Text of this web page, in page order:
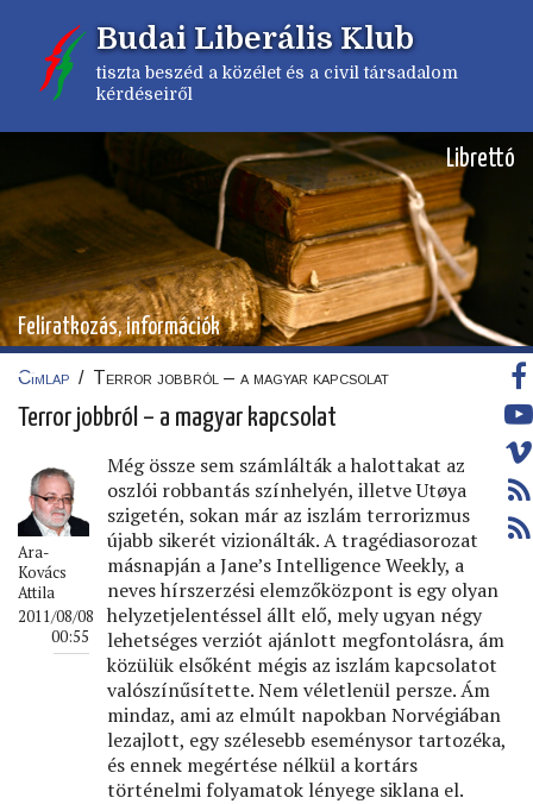
tartalomra
Budai Liberális Klub
tiszta beszéd a közélet és a civil társadalom
kérdéseiről
Librettó
Feliratkozás, információk
Címlap / Terror jobbról – a magyar kapcsolat
Terror jobbról – a magyar kapcsolat
Ara-
Kovács
Attila
2011/08/08
00:55
Még össze sem számlálták a halottakat az
oszlói robbantás színhelyén, illetve Utøya
szigetén, sokan már az iszlám terrorizmus
újabb sikerét vizionálták. A tragédiasorozat
másnapján a Jane’s Intelligence Weekly, a
neves hírszerzési elemzőközpont is egy olyan
helyzetjelentéssel állt elő, mely ugyan négy
lehetséges verziót ajánlott megfontolásra, ám
közülük elsőként mégis az iszlám kapcsolatot
valószínűsítette. Nem véletlenül persze. Ám
mindaz, ami az elmúlt napokban Norvégiában
lezajlott, egy szélesebb eseménysor tartozéka,
és ennek megértése nélkül a kortárs
történelmi folyamatok lényege siklana el.